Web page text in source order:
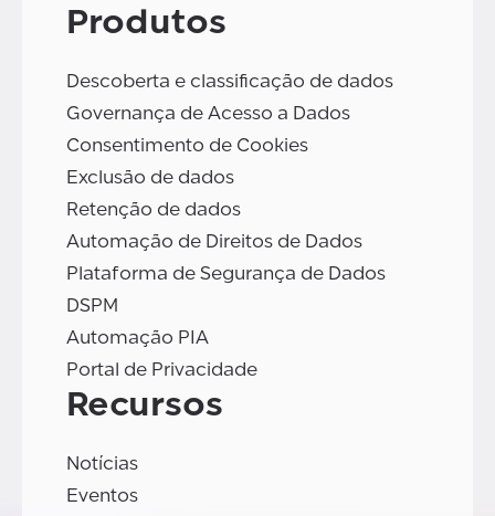
Produtos
Descoberta e classificação de dados
Governança de Acesso a Dados
Consentimento de Cookies
Exclusão de dados
Retenção de dados
Automação de Direitos de Dados
Plataforma de Segurança de Dados
DSPM
Automação PIA
Portal de Privacidade
Recursos
Notícias
Eventos